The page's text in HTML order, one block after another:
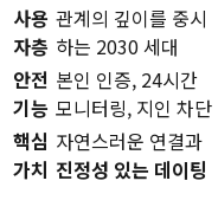
사용
자층
관계의 깊이를 중시
하는 2030 세대
안전
기능
본인 인증, 24시간
모니터링, 지인 차단
핵심
가치
자연스러운 연결과
진정성 있는 데이팅